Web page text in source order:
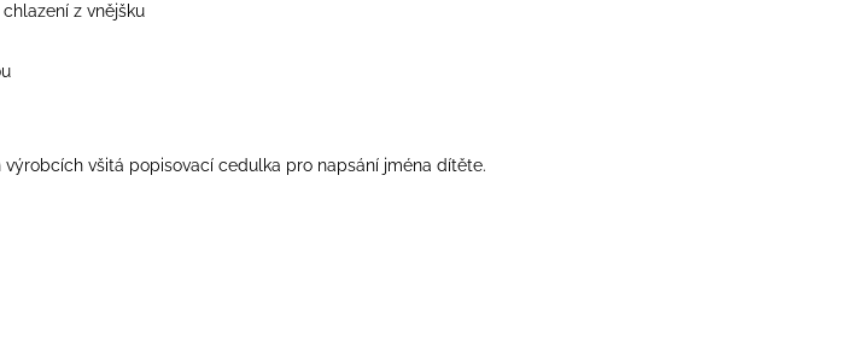
z vnějšku
všitá popisovací cedulka pro napsání jména dítěte.